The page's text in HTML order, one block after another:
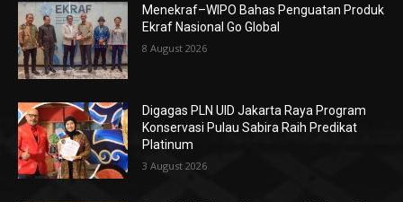
Menekraf–WIPO Bahas Penguatan Produk
Ekraf Nasional Go Global
8 August 2026
Digagas PLN UID Jakarta Raya Program
Konservasi Pulau Sabira Raih Predikat
Platinum
3 August 2026